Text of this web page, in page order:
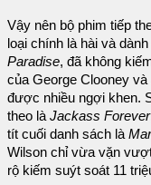
Vậy nên bộ phim tiếp
loại chính là hài và
Paradise, đã không
của George Clooney
được nhiều ngợi khen.
theo là Jackass Forever
tít cuối danh sách là
Wilson chỉ vừa vặn
rộ kiếm suýt soát 11